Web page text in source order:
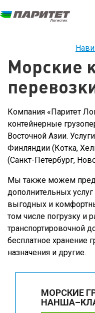
Морские
Компания «Паритет
контейнерные
Восточной Азии.
Финляндии (Котка,
(Санкт-Петербург,
Мы также можем
дополнительных
выгодных и
том числе погрузку и
транспортировочной
бесплатное хранение
назначения и другие.
МОРСКИЕ